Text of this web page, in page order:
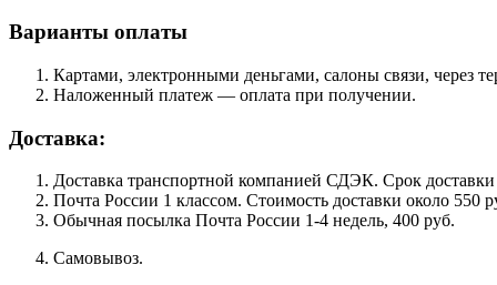
Варианты оплаты
Картами, электронными деньгами, салоны связи, через
Наложенный платеж — оплата при получении.
Доставка:
Доставка транспортной компанией СДЭК. Срок
Почта России 1 классом. Cтоимость доставки около 550
Обычная посылка Почта России 1-4 недель, 400 руб.
Самовывоз.